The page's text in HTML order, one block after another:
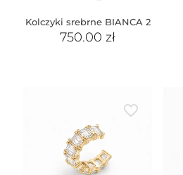
Kolczyki srebrne BIANCA 2
750.00zł